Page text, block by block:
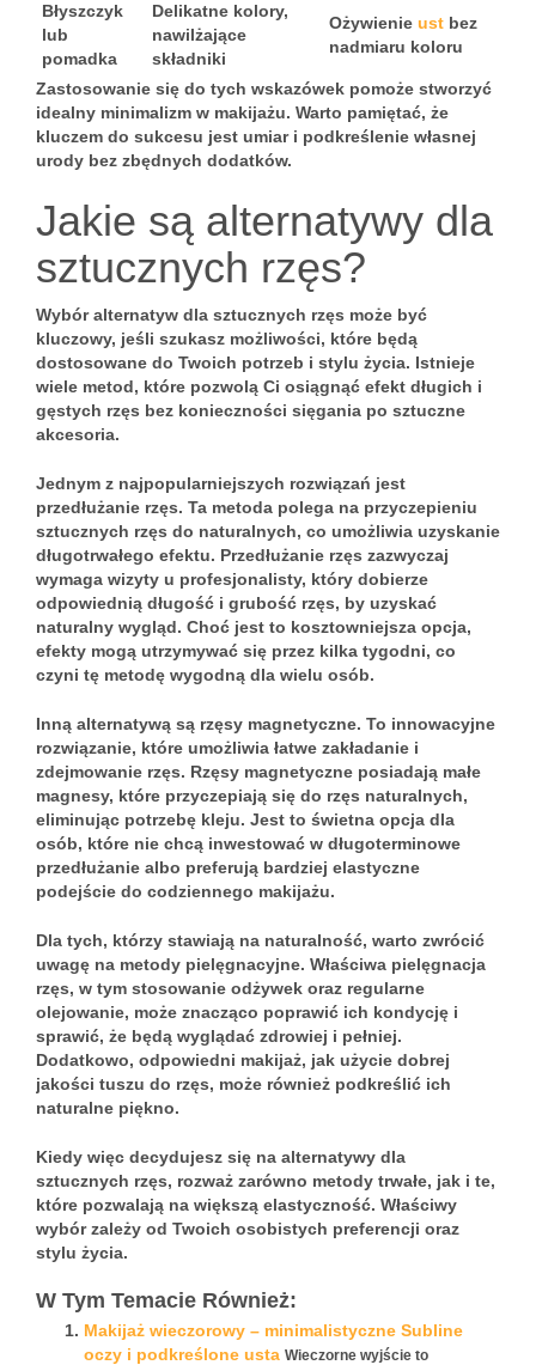
Błyszczyk
lub
pomadka
Delikatne kolory,
nawilżające
składniki
Ożywienie ust bez
nadmiaru koloru
Zastosowanie się do tych wskazówek pomoże stworzyć
idealny minimalizm w makijażu. Warto pamiętać, że
kluczem do sukcesu jest umiar i podkreślenie własnej
urody bez zbędnych dodatków.
Jakie są alternatywy dla
sztucznych rzęs?
Wybór alternatyw dla sztucznych rzęs może być
kluczowy, jeśli szukasz możliwości, które będą
dostosowane do Twoich potrzeb i stylu życia. Istnieje
wiele metod, które pozwolą Ci osiągnąć efekt długich i
gęstych rzęs bez konieczności sięgania po sztuczne
akcesoria.
Jednym z najpopularniejszych rozwiązań jest
przedłużanie rzęs. Ta metoda polega na przyczepieniu
sztucznych rzęs do naturalnych, co umożliwia uzyskanie
długotrwałego efektu. Przedłużanie rzęs zazwyczaj
wymaga wizyty u profesjonalisty, który dobierze
odpowiednią długość i grubość rzęs, by uzyskać
naturalny wygląd. Choć jest to kosztowniejsza opcja,
efekty mogą utrzymywać się przez kilka tygodni, co
czyni tę metodę wygodną dla wielu osób.
Inną alternatywą są rzęsy magnetyczne. To innowacyjne
rozwiązanie, które umożliwia łatwe zakładanie i
zdejmowanie rzęs. Rzęsy magnetyczne posiadają małe
magnesy, które przyczepiają się do rzęs naturalnych,
eliminując potrzebę kleju. Jest to świetna opcja dla
osób, które nie chcą inwestować w długoterminowe
przedłużanie albo preferują bardziej elastyczne
podejście do codziennego makijażu.
Dla tych, którzy stawiają na naturalność, warto zwrócić
uwagę na metody pielęgnacyjne. Właściwa pielęgnacja
rzęs, w tym stosowanie odżywek oraz regularne
olejowanie, może znacząco poprawić ich kondycję i
sprawić, że będą wyglądać zdrowiej i pełniej.
Dodatkowo, odpowiedni makijaż, jak użycie dobrej
jakości tuszu do rzęs, może również podkreślić ich
naturalne piękno.
Kiedy więc decydujesz się na alternatywy dla
sztucznych rzęs, rozważ zarówno metody trwałe, jak i te,
które pozwalają na większą elastyczność. Właściwy
wybór zależy od Twoich osobistych preferencji oraz
stylu życia.
W Tym Temacie Również:
Makijaż wieczorowy – minimalistyczne Subline
oczy i podkreślone usta Wieczorne wyjście to